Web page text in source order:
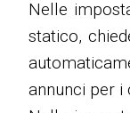
Nelle
statico,
annunci per i